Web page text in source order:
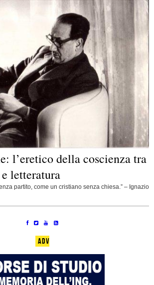
l’eretico della coscienza tra
letteratura
partito, come un cristiano senza chiesa.” – Ignazio
ADV